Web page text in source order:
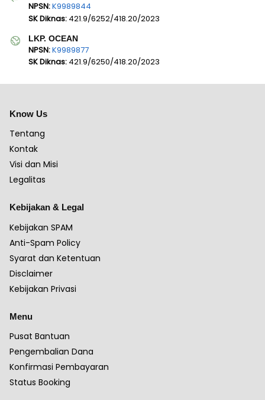
NPSN:K9989844
SK Diknas: 421.9/6252/418.20/2023
LKP. OCEAN
NPSN:K9989877
SK Diknas: 421.9/6250/418.20/2023
Know Us
Tentang
Kontak
Visi dan Misi
Legalitas
Kebijakan & Legal
Kebijakan SPAM
Anti-Spam Policy
Syarat dan Ketentuan
Disclaimer
Kebijakan Privasi
Menu
Pusat Bantuan
Pengembalian Dana
Konfirmasi Pembayaran
Status Booking